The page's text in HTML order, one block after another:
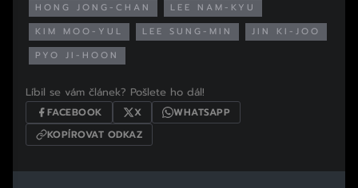
HONG JONG-CHAN
LEE NAM-KYU
KIM MOO-YUL
LEE SUNG-MIN
JIN KI-JOO
PYO JI-HOON
Líbil se vám článek? Pošlete ho dál!
FACEBOOK X
WHATSAPP
KOPÍROVAT ODKAZ